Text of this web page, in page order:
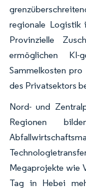
regionale Logistik
Provinzielle
ermöglichen KI-
Sammelkosten
des Privatsektors
Nord- und
Regionen
Megaprojekte wie
Tag in Hebei